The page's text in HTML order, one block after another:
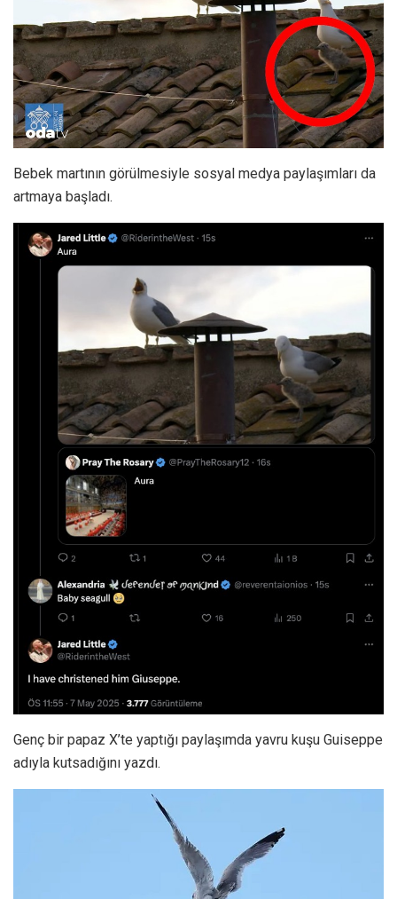
Bebek martının görülmesiyle sosyal medya paylaşımları da
artmaya başladı.
Genç bir papaz X’te yaptığı paylaşımda yavru kuşu Guiseppe
adıyla kutsadığını yazdı.